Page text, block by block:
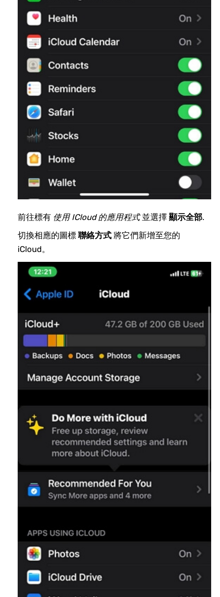
前往標有 使用 ICloud 的應用程式並選擇 顯示全部.
切換相應的圖標 聯絡方式 將它們新增至您的
iCloud。